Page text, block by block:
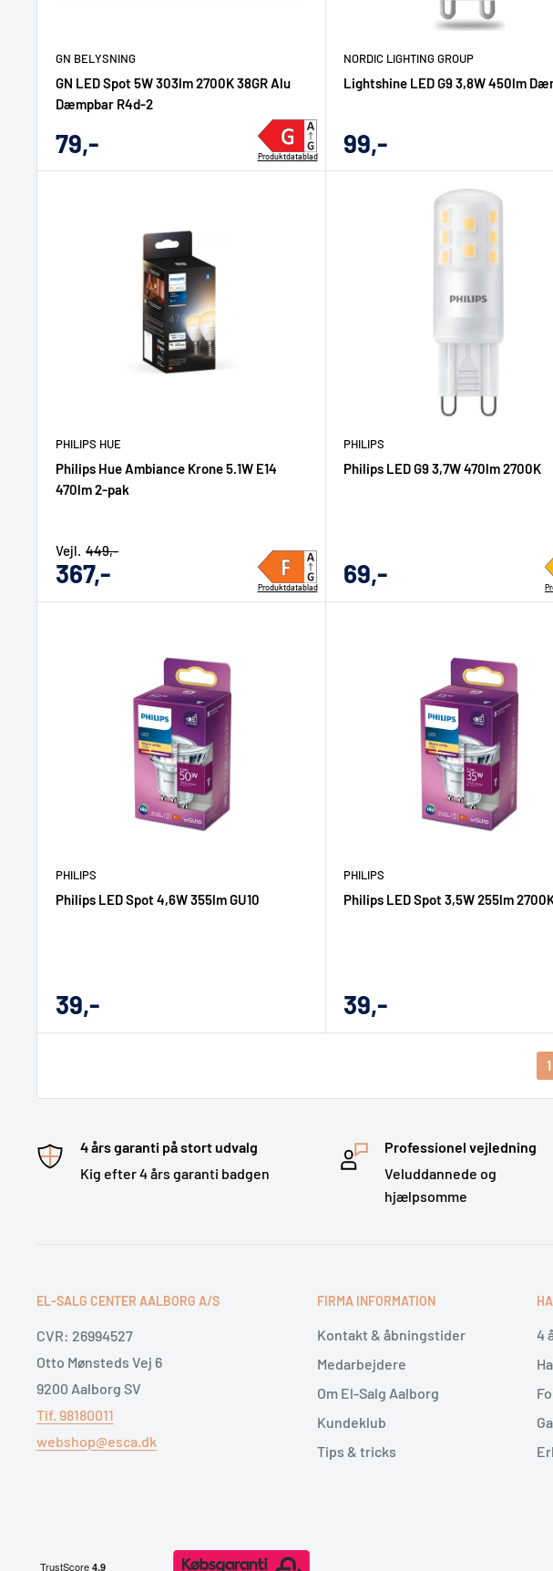
GN BELYSNING
GN LED Spot 5W 303lm 2700K 38GR Alu
Dæmpbar R4d-2
Udsalgs
pris
79,- Produktdatablad
NORDIC LIGHTING GROUP
Lightshine LED G9 3,8W 450lm
Udsalgs
pris
99,-
PHILIPS HUE
Philips Hue Ambiance Krone 5.1W E14
470lm 2-pak
Udsalgs
pris
367,-
Vejl. 449,-
Produktdatablad
PHILIPS
Philips LED G9 3,7W 470lm 2700K
Udsalgs
pris
69,-
PHILIPS
Philips LED Spot 4,6W 355lm GU10
Udsalgs
pris
39,-
PHILIPS
Philips LED Spot 3,5W 255lm
Udsalgs
pris
39,-
1
4 års garanti på stort udvalg
Kig efter 4 års garanti badgen
Professionel vejledning
Veluddannede og
hjælpsomme
EL-SALG CENTER AALBORG A/S
CVR: 26994527
Otto Mønsteds Vej 6
9200 Aalborg SV
Tlf. 98180011
webshop@esca.dk
FIRMA INFORMATION
Kontakt & åbningstider
Medarbejdere
Om El-Salg Aalborg
Kundeklub
Tips & tricks
4